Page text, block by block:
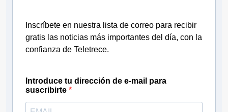
Inscríbete en nuestra lista de correo para recibir
gratis las noticias más importantes del día, con la
confianza de Teletrece.
Introduce tu dirección de e-mail para
suscribirte